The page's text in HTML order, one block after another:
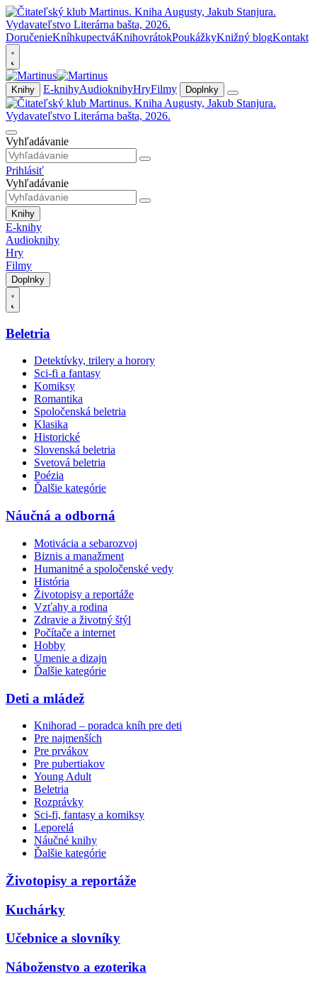
DoručenieKníhkupectváKnihovrátokPoukážkyKnižný blogKontakt
Knihy E-knihyAudioknihyHryFilmy Doplnky
Vyhľadávanie
Prihlásiť
Vyhľadávanie
Knihy
E-knihy
Audioknihy
Hry
Filmy
Doplnky
Beletria
Detektívky, trilery a horory
Sci-fi a fantasy
Komiksy
Romantika
Spoločenská beletria
Klasika
Historické
Slovenská beletria
Svetová beletria
Poézia
Ďalšie kategórie
Náučná a odborná
Motivácia a sebarozvoj
Biznis a manažment
Humanitné a spoločenské vedy
História
Životopisy a reportáže
Vzťahy a rodina
Zdravie a životný štýl
Počítače a internet
Hobby
Umenie a dizajn
Ďalšie kategórie
Deti a mládež
Knihorad – poradca kníh pre deti
Pre najmenších
Pre prvákov
Pre pubertiakov
Young Adult
Beletria
Rozprávky
Sci-fi, fantasy a komiksy
Leporelá
Náučné knihy
Ďalšie kategórie
Životopisy a reportáže
Kuchárky
Učebnice a slovníky
Náboženstvo a ezoterika